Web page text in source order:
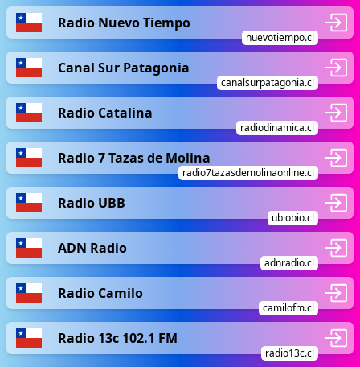
Radio Nuevo Tiempo
nuevotiempo.cl
Canal Sur Patagonia
canalsurpatagonia.cl
Radio Catalina
radiodinamica.cl
Radio 7 Tazas de Molina
radio7tazasdemolinaonline.cl
Radio UBB
ubiobio.cl
ADN Radio
adnradio.cl
Radio Camilo
camilofm.cl
Radio 13c 102.1 FM
radio13c.cl